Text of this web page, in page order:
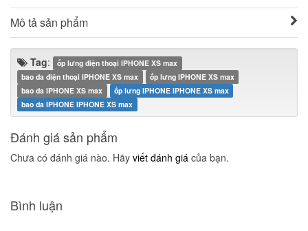
Mô tả sản phẩm
Tag:
ốp lưng điện thoại IPHONE XS max
bao da điện thoại IPHONE XS max
ốp lưng IPHONE XS max
bao da IPHONE XS max
ốp lưng IPHONE IPHONE XS max
bao da IPHONE IPHONE XS max
Đánh giá sản phẩm
Chưa có đánh giá nào. Hãy viết đánh giá của bạn.
Bình luận